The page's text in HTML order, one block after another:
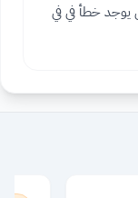
يوجد خطأ في في